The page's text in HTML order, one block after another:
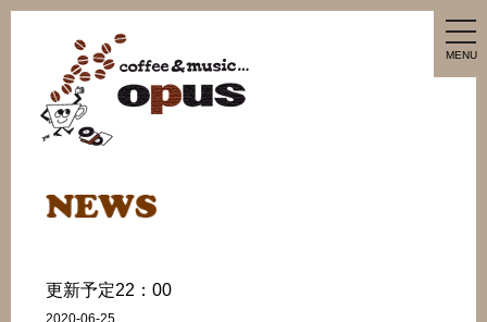
MENU
更新予定22：00